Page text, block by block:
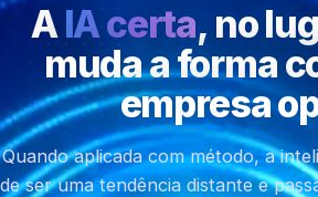
AIA certa, no
muda a forma
empresa
Quando aplicada com método, a
de ser uma tendência distante e